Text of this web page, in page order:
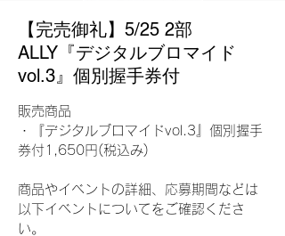
【完売御礼】5/25 2部
ALLY『デジタルブロマイド
vol.3』個別握手券付
販売商品
・『デジタルブロマイドvol.3』個別握手
券付1,650円(税込み)
商品やイベントの詳細、応募期間などは
以下イベントについてをご確認くださ
い。